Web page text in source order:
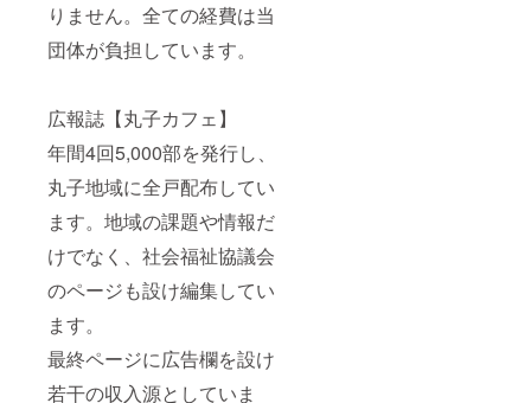
りません。全ての経費は当
団体が負担しています。
広報誌【丸子カフェ】
年間4回5,000部を発行し、
丸子地域に全戸配布してい
ます。地域の課題や情報だ
けでなく、社会福祉協議会
のページも設け編集してい
ます。
最終ページに広告欄を設け
若干の収入源としていま